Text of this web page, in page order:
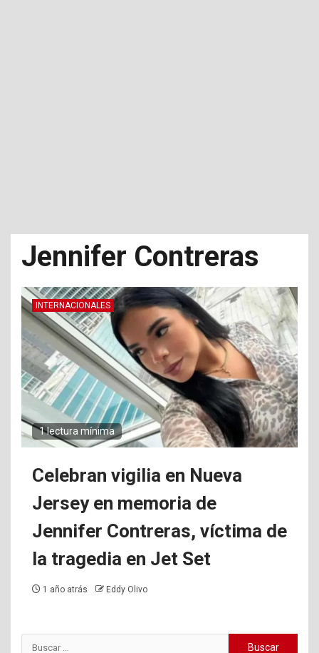
Jennifer Contreras
INTERNACIONALES
1 lectura mínima
Celebran vigilia en Nueva
Jersey en memoria de
Jennifer Contreras, víctima de
la tragedia en Jet Set
1 año atrás Eddy Olivo
Buscar: